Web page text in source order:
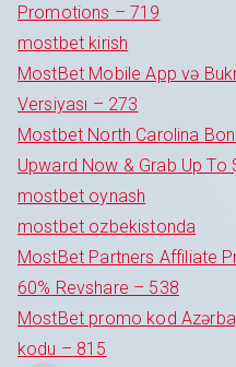
Promotions – 719
mostbet kirish
MostBet Mobile App və
Versiyası – 273
Mostbet North Carolina
Upward Now & Grab Up
mostbet oynash
mostbet ozbekistonda
MostBet Partners Affiliate
60% Revshare – 538
MostBet promo kod
kodu – 815